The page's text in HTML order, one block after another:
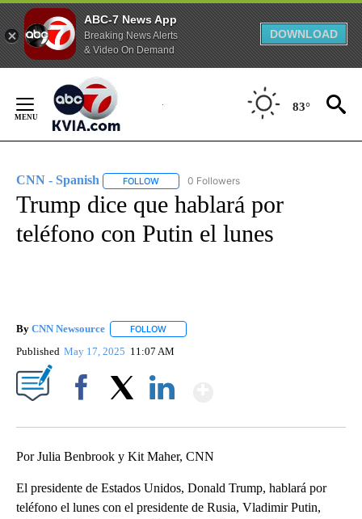
ABC-7 News App
Breaking News Alerts
& Video On Demand
DOWNLOAD
Content
83°
CNN - Spanish FOLLOW FOLLOW "CNN - SPANISH" TO RECEIVE
0 Followers
Trump dice que hablará por
teléfono con Putin el lunes
By CNN Newsource FOLLOW
Published May 17, 2025 11:07 AM
Por Julia Benbrook y Kit Maher, CNN
El presidente de Estados Unidos, Donald Trump, hablará por
teléfono el lunes con el presidente de Rusia, Vladimir Putin,